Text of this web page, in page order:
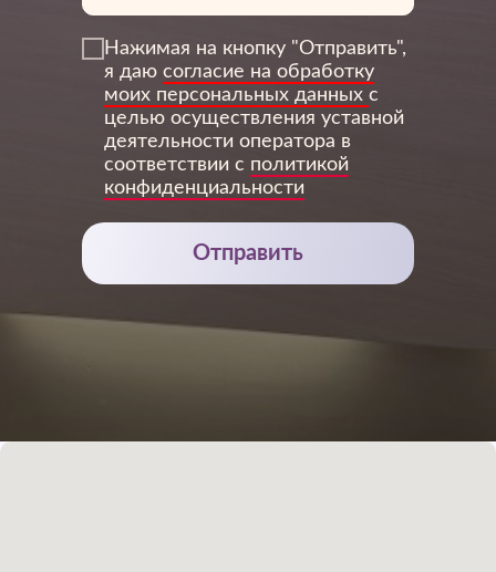
Нажимая на кнопку "Отправить",
я даю согласие на обработку
моих персональных данных с
целью осуществления уставной
деятельности оператора в
соответствии с политикой
конфиденциальности
Отправить